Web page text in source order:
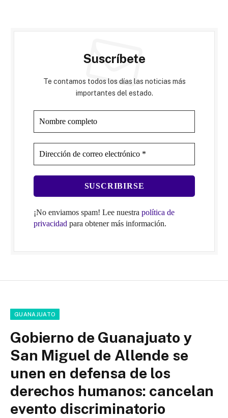
Suscríbete
Te contamos todos los días las noticias más
importantes del estado.
¡No enviamos spam! Lee nuestra política de
privacidad para obtener más información.
GUANAJUATO
Gobierno de Guanajuato y
San Miguel de Allende se
unen en defensa de los
derechos humanos: cancelan
evento discriminatorio